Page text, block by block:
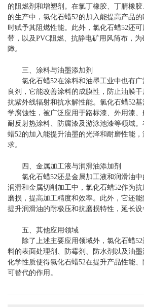
的阻燃剂和增塑剂。在氯丁橡胶、丁腈橡胶
的生产中，氯化石蜡52的加入能提高产品
时赋予其阻燃性能。此外，氯化石蜡52还
带，以及PVC阻燃、抗静电矿用风筒布，
障。
三、涂料与油墨添加剂
氯化石蜡52在涂料和油墨工业中也有
良剂，它能改善涂料的成膜性，防止油膜
抗紫外线辐射和抗水解性能。氯化石蜡52
学腐蚀性，被广泛应用于路标漆、外用漆、
耐反射热涂料、防腐漆及游泳池漆等领域
蜡52的加入能提升油墨的光泽和耐磨性能
求。
四、金属加工液与润滑油添加剂
氯化石蜡52还是金属加工液和润滑油
润滑和金属切削加工中，氯化石蜡52作为
磨损，提高加工精度和效率。此外，它还能
提升润滑油的耐极压和抗磨损特性，延长设
五、其他应用领域
除了上述主要应用领域外，氯化石蜡
料的表面处理剂、防霉剂、防水剂以及油
化学性质使得氯化石蜡52在提升产品性能
可替代的作用。